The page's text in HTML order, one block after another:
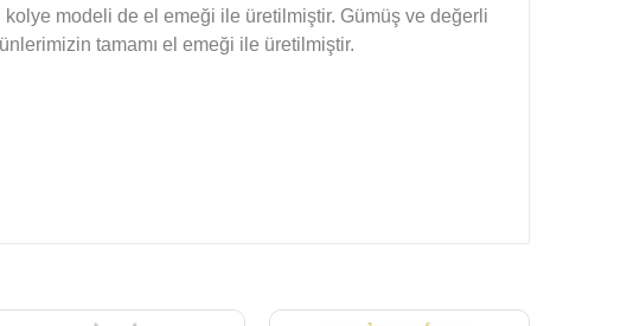
modeli de el emeği ile üretilmiştir. Gümüş ve değerli
tamamı el emeği ile üretilmiştir.